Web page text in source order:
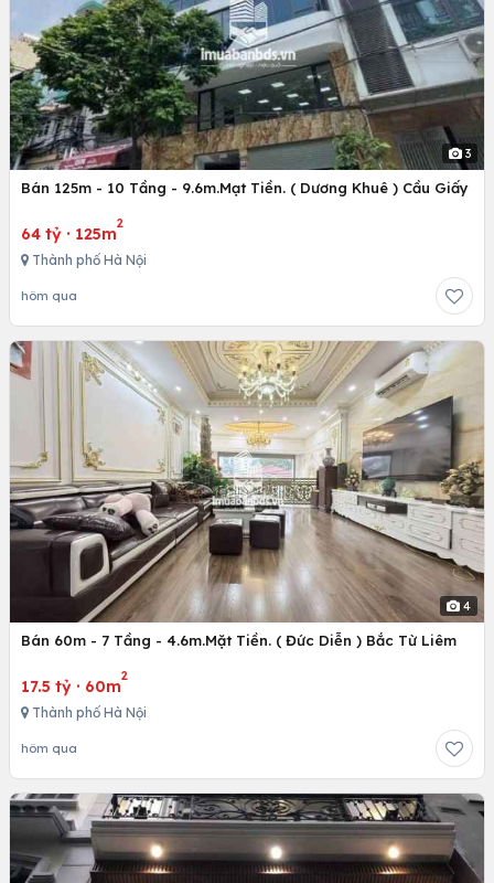
3
Bán 125m - 10 Tầng - 9.6m.Mạt Tiền. ( Dương Khuê ) Cầu Giấy
64 tỷ · 125m
2
Thành phố Hà Nội
hôm qua
4
Bán 60m - 7 Tầng - 4.6m.Mặt Tiền. ( Đức Diễn ) Bắc Từ Liêm
17.5 tỷ · 60m
2
Thành phố Hà Nội
hôm qua